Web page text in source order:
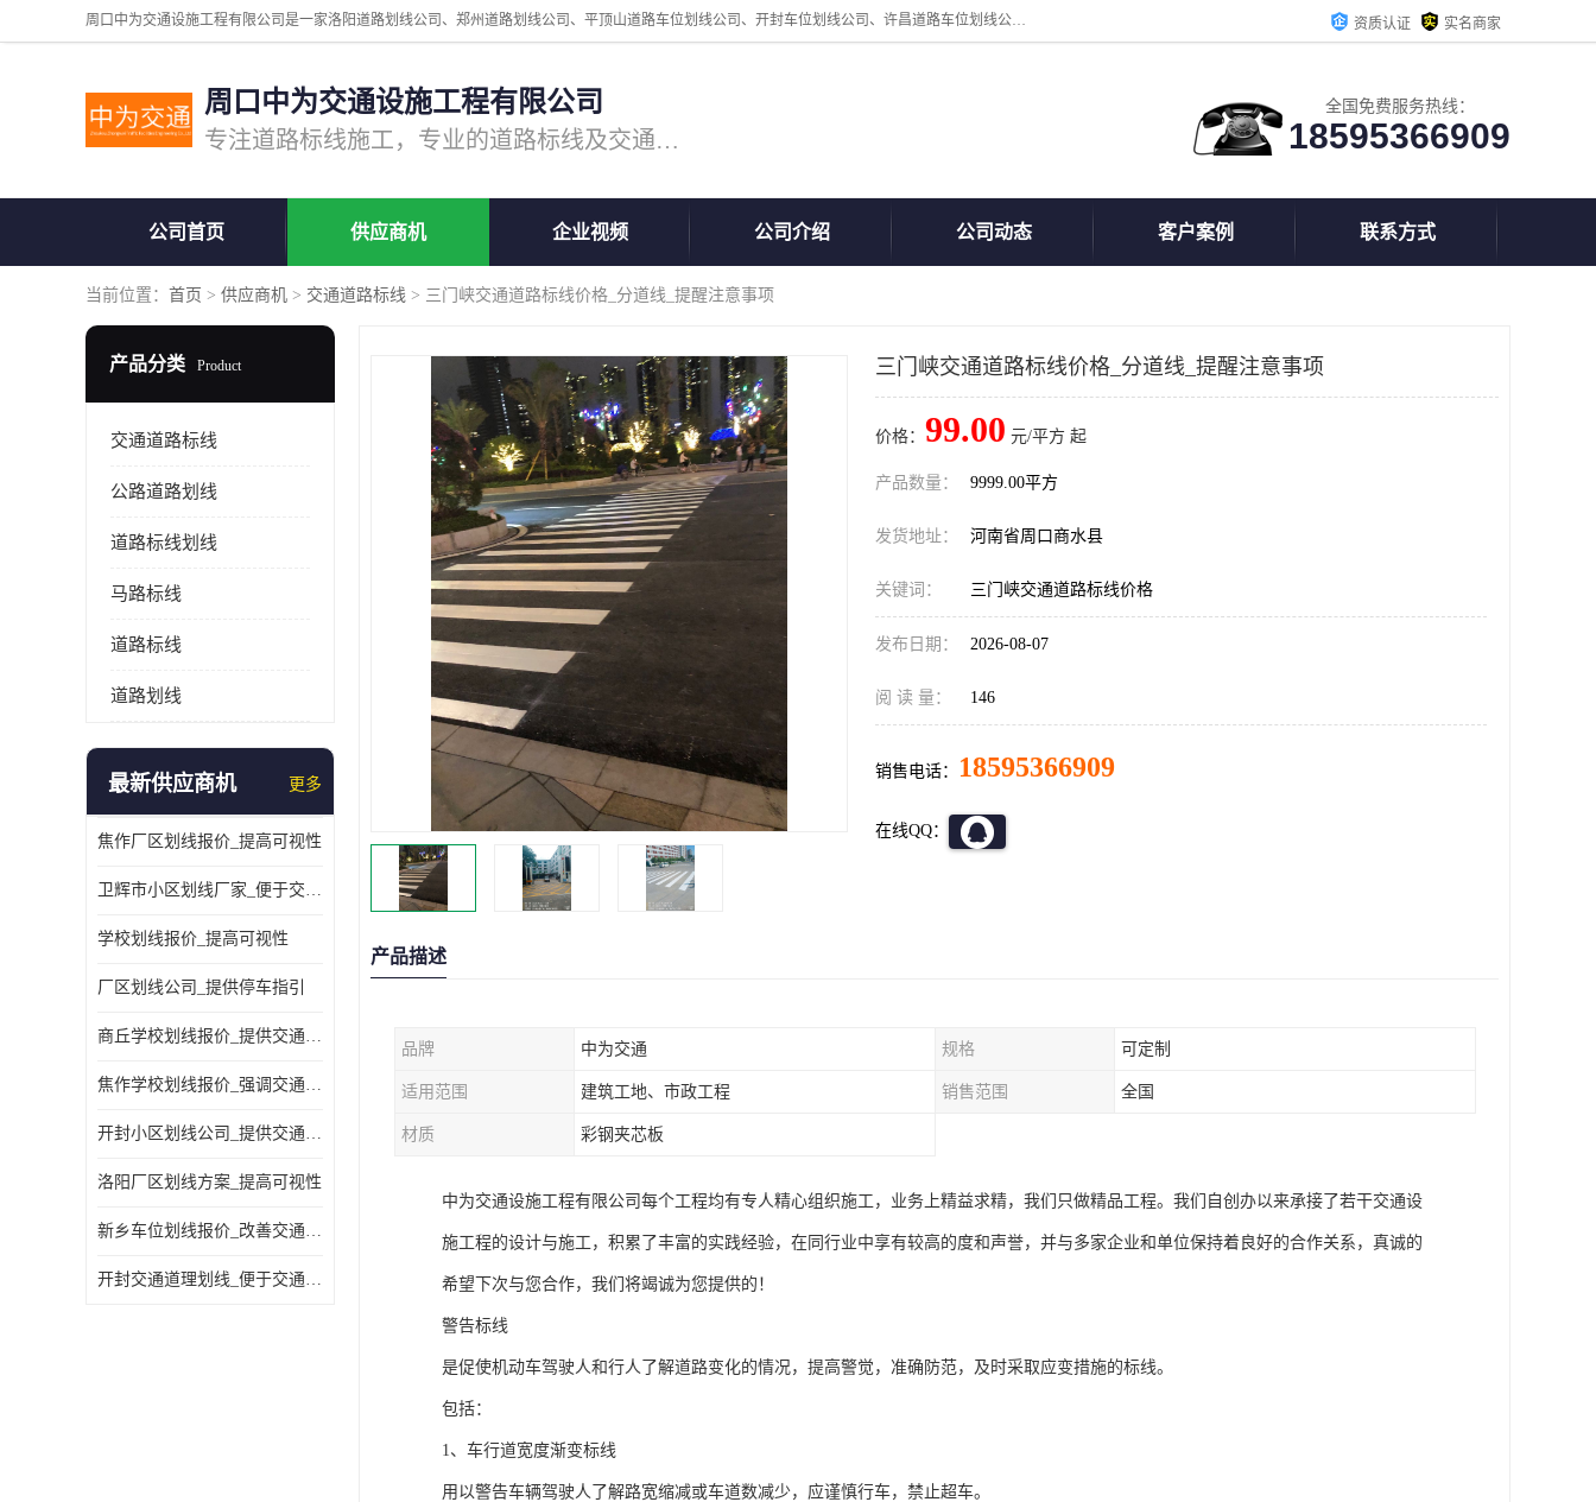
周口中为交通设施工程有限公司是一家洛阳道路划线公司、郑州道路划线公司、平顶山道路车位划线公司、开封车位划线公司、许昌道路车位划线公司、漯河道路车位划线公司，公司始终坚持“诚信、匠心、专注”的宗旨；我们的经营理念是：的服务。 资质认证 实名商家
周口中为交通设施工程有限公司
专注道路标线施工，专业的道路标线及交通设施施工服务商!
全国免费服务热线：
18595366909
公司首页 供应商机 企业视频 公司介绍 公司动态 客户案例 联系方式
当前位置： 首页 > 供应商机 > 交通道路标线 > 三门峡交通道路标线价格_分道线_提醒注意事项
产品分类 Product
交通道路标线
公路道路划线
道路标线划线
马路标线
道路标线
道路划线
最新供应商机 更多
焦作厂区划线报价_提高可视性
卫辉市小区划线厂家_便于交通管理
学校划线报价_提高可视性
厂区划线公司_提供停车指引
商丘学校划线报价_提供交通信息
焦作学校划线报价_强调交通规则
开封小区划线公司_提供交通信息
洛阳厂区划线方案_提高可视性
新乡车位划线报价_改善交通效率
开封交通道理划线_便于交通管理
三门峡交通道路标线价格_分道线_提醒注意事项
价格： 99.00 元/平方 起
产品数量： 9999.00平方
发货地址： 河南省周口商水县
关键词： 三门峡交通道路标线价格
发布日期： 2026-08-07
阅 读 量： 146
销售电话： 18595366909
在线QQ：
产品描述
品牌 中为交通 规格 可定制
适用范围 建筑工地、市政工程 销售范围 全国
材质 彩钢夹芯板
中为交通设施工程有限公司每个工程均有专人精心组织施工，业务上精益求精，我们只做精品工程。我们自创办以来承接了若干交通设
施工程的设计与施工，积累了丰富的实践经验，在同行业中享有较高的度和声誉，并与多家企业和单位保持着良好的合作关系，真诚的
希望下次与您合作，我们将竭诚为您提供的！
警告标线
是促使机动车驾驶人和行人了解道路变化的情况，提高警觉，准确防范，及时采取应变措施的标线。
包括：
1、车行道宽度渐变标线
用以警告车辆驾驶人了解路宽缩减或车道数减少，应谨慎行车，禁止超车。